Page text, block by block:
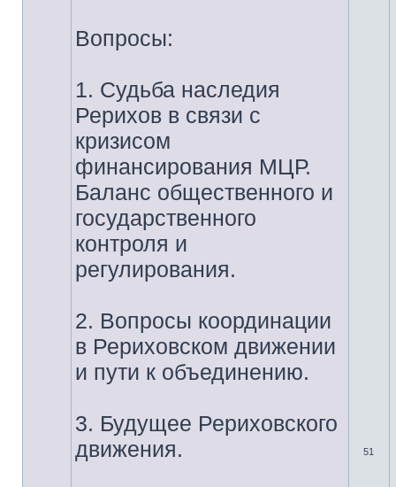
Вопросы:
1. Судьба наследия
Рерихов в связи с
кризисом
финансирования МЦР.
Баланс общественного и
государственного
контроля и
регулирования.
2. Вопросы координации
в Рериховском движении
и пути к объединению.
3. Будущее Рериховского
движения.
51